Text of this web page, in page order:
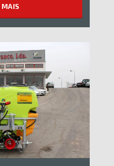
MAIS